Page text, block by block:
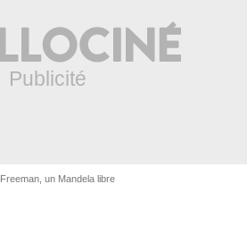
Freeman, un Mandela libre